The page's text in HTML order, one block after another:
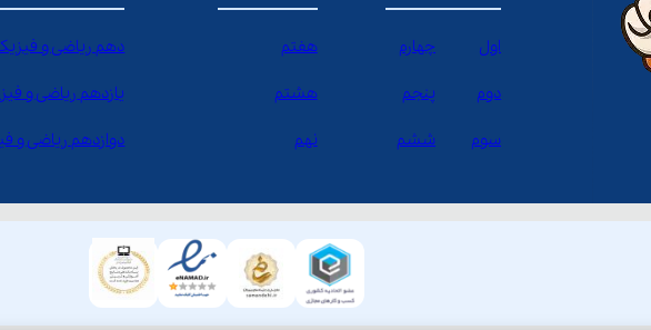
اول چهارم
دوم پنجم
سوم ششم
هفتم
هشتم
نهم
دهم ریاضی و
یازدهم ریاضی و
دوازدهم ریاضی و